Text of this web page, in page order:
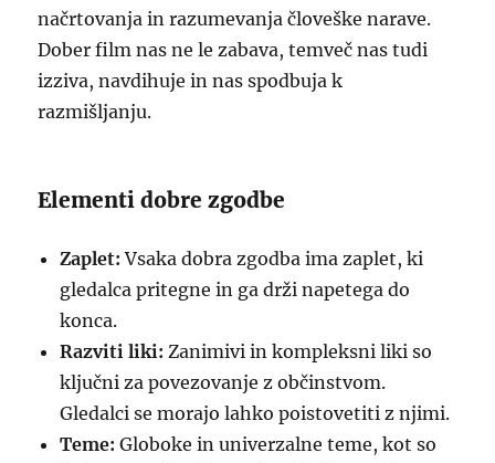
načrtovanja in razumevanja človeške narave.
Dober film nas ne le zabava, temveč nas tudi
izziva, navdihuje in nas spodbuja k
razmišljanju.
Elementi dobre zgodbe
Zaplet: Vsaka dobra zgodba ima zaplet, ki
gledalca pritegne in ga drži napetega do
konca.
Razviti liki: Zanimivi in kompleksni liki so
ključni za povezovanje z občinstvom.
Gledalci se morajo lahko poistovetiti z njimi.
Teme: Globoke in univerzalne teme, kot so